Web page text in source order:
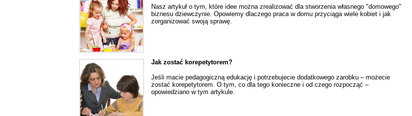
Nasz artykuł o tym, które idee można zrealizować dla stworzenia własnego "domowego"
biznesu dziewczynie. Opowiemy dlaczego praca w domu przyciąga wiele kobiet i jak
zorganizować swoją sprawę.
Jak zostać korepetytorem?
Jeśli macie pedagogiczną edukację i potrzebujecie dodatkowego zarobku – możecie
zostać korepetytorem. O tym, co dla tego konieczne i od czego rozpocząć –
opowiedziano w tym artykule.